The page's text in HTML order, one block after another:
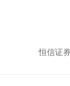
恒信证